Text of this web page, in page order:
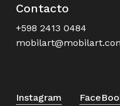
Contacto
+598 2413 0484
Instagram